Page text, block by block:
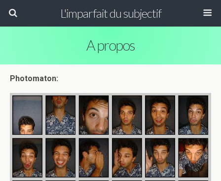
L'imparfait du subjectif
A propos
Photomaton: